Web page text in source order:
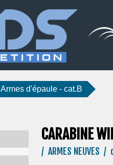
Armes d'épaule - cat.B
CARABINE
/ ARMES NEUVES